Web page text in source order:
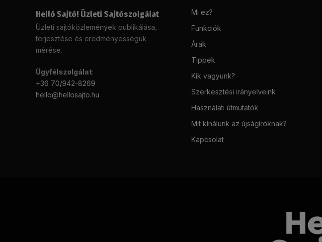
Helló Sajtó! Üzleti Sajtószolgálat
Üzleti sajtóközlemények publikálása,
terjesztése és eredményességük
mérése.
Ügyfélszolgálat:
+36 70/942-8269
hello@hellosajto.hu
Mi ez?
Funkciók
Árak
Tippek
Kik vagyunk?
Szerkesztési irányelveink
Használati útmutatók
Mit kínálunk az újságíróknak?
Kapcsolat